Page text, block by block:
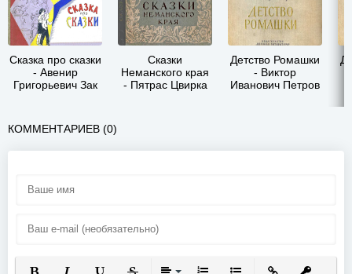
Сказка про сказки
- Авенир
Григорьевич Зак
Сказки
Неманского края
- Пятрас Цвирка
Детство Ромашки
- Виктор
Иванович Петров
КОММЕНТАРИЕВ (0)